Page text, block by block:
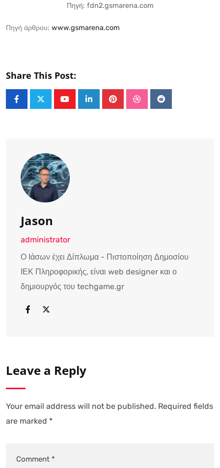
Πηγή: fdn2.gsmarena.com
Πηγή άρθρου: www.gsmarena.com
Share This Post:
YoutubeLinkedInPinterestStumbleUpon
Reddit
Jason
administrator
Ο Ιάσων έχει Δίπλωμα - Πιστοποίηση Δημοσίου
ΙΕΚ Πληροφορικής, είναι web designer και ο
δημιουργός του techgame.gr
Leave a Reply
Your email address will not be published. Required fields
are marked *